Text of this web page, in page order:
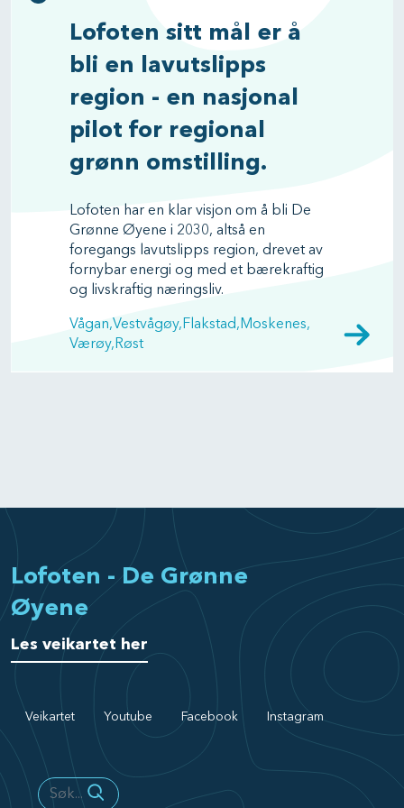
Lofoten sitt mål er å
bli en lavutslipps
region - en nasjonal
pilot for regional
grønn omstilling.
Lofoten har en klar visjon om å bli De
Grønne Øyene i 2030, altså en
foregangs lavutslipps region, drevet av
fornybar energi og med et bærekraftig
og livskraftig næringsliv.
Vågan Vestvågøy Flakstad Moskenes
Værøy Røst
Lofoten - De Grønne
Øyene
Les veikartet her
Veikartet Youtube Facebook Instagram